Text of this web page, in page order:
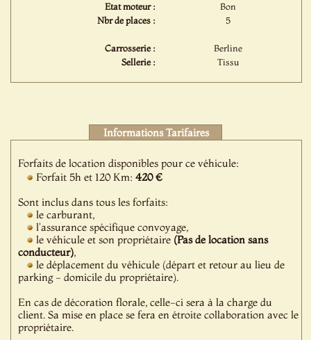
Etat moteur :
Bon
Nbr de places :
5
Carrosserie :
Berline
Sellerie :
Tissu
Informations Tarifaires
Forfaits de location disponibles pour ce véhicule:
Forfait 5h et 120 Km:420 €
Sont inclus dans tous les forfaits:
le carburant,
l'assurance spécifique convoyage,
le véhicule et son propriétaire (Pas de location sans
conducteur),
le déplacement du véhicule (départ et retour au lieu de
parking - domicile du propriétaire).
En cas de décoration florale, celle-ci sera à la charge du
client. Sa mise en place se fera en étroite collaboration avec le
propriétaire.